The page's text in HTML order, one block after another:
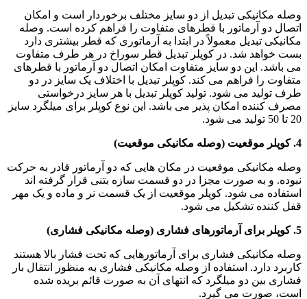
وصله مکانیکی تبدیل از دو سایز مختلف برخوردار است و امکان
اتصال دو آرماتور با قطرهای متفاوت را فراهم کرده است. وصله
مکانیکی تبدیل معمولاً در ابتدا به آرماتوری که قطر بیشتری دارد
بست خواهد شد. در کوپلر تبدیل قطر سوراخ در هر طرف متفاوت
می باشد. این دو سایز متفاوت امکان اتصال دو آرماتور با قطرهای
متفاوت را فراهم می کند. کوپلر تبدیل با اختلاف یک سایز در دو
طرف تولید می شود. تولید کوپلر تبدیل با هر سایز درخواستی
مصرف کننده امکان پذیر می باشد. این نوع کوپلر برای میلگرد سایز
20 تا 50 تولید می شود.
4. کوپلر موقعیت (وصله مکانیکی موقعیت)
وصله مکانیکی موقعیت در مکان هایی که دو آرماتور قادر به حرکت
نبوده. و به صورت مجزا در دو قسمت سازه بتنی قرار گرفته اند
استفاده می شود. کوپلر موقعیت از یک قسمت نر و ماده و یک مهر
قفل کننده تشکیل می شود.
5. کوپلر برای آرماتورهای فشاری (وصله مکانیکی فشاری)
وصله مکانیکی فشاری برای آرماتورهایی که تحت فشار بالا هستند
کاربرد دارد. استفاده از وصله مکانیکی فشاری به منظور انتقال بار
فشاری بین دو میلگرد که انتهای آن به صورت قائم بریده شده
است، صورت می گیرد.